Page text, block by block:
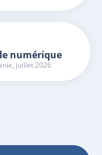
numérique
juillet 2026